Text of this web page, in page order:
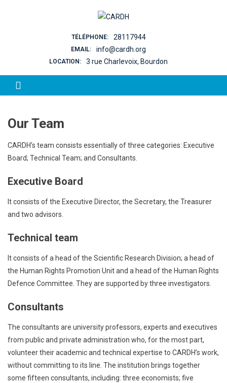
TÉLÉPHONE: 28117944
EMAIL: info@cardh.org
LOCATION: 3 rue Charlevoix, Bourdon
Our Team
CARDH’s team consists essentially of three categories: Executive
Board; Technical Team; and Consultants.
Executive Board
It consists of the Executive Director, the Secretary, the Treasurer
and two advisors.
Technical team
It consists of a head of the Scientific Research Division; a head of
the Human Rights Promotion Unit and a head of the Human Rights
Defence Committee. They are supported by three investigators.
Consultants
The consultants are university professors, experts and executives
from public and private administration who, for the most part,
volunteer their academic and technical expertise to CARDH’s work,
without committing to its line. The institution brings together
some fifteen consultants, including: three economists; five